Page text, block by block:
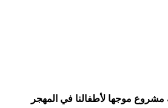
موجها لأطفالنا في المهجر